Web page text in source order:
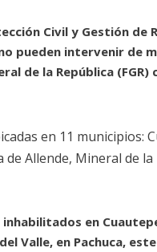
Civil y Gestión de
pueden intervenir de
de la República
en 11 municipios:
Allende, Mineral de
en
Valle, en Pachuca,